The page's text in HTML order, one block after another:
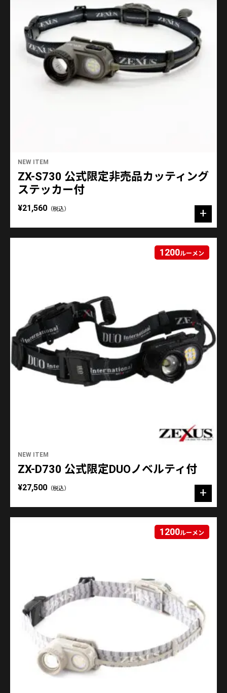
NEW ITEM
ZX-S730 公式限定非売品カッティング
ステッカー付
¥21,560 （税込）
NEW ITEM
1200ルーメン
ZX-D730 公式限定DUOノベルティ付
¥27,500 （税込）
1200ルーメン